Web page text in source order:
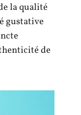
la qualité
gustative
de